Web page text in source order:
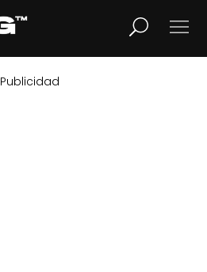
LIFESTYLE
Publicidad